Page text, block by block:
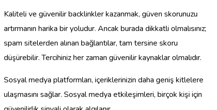
Kaliteli ve güvenilir backlinkler kazanmak, güven skorunuzu
artırmanın harika bir yoludur. Ancak burada dikkatli olmalısınız;
spam sitelerden alınan bağlantılar, tam tersine skoru
düşürebilir. Tercihiniz her zaman güvenilir kaynaklar olmalıdır.
Sosyal medya platformları, içeriklerinizin daha geniş kitlelere
ulaşmasını sağlar. Sosyal medya etkileşimleri, birçok kişi için